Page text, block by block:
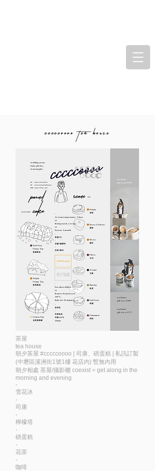
cccccoooo tea house
茶屋
tea house
朝夕茶屋 #cccccoooo | 司康、磅蛋糕 | 私訊訂製
(中壢區溪洲街1號1樓 花店內) 暫無內用
朝夕相處 茶屋/攝影棚 coexist = get along in the
morning and evening
-
雪花冰
-
司康
-
檸檬塔
-
磅蛋糕
-
花茶
-
咖啡